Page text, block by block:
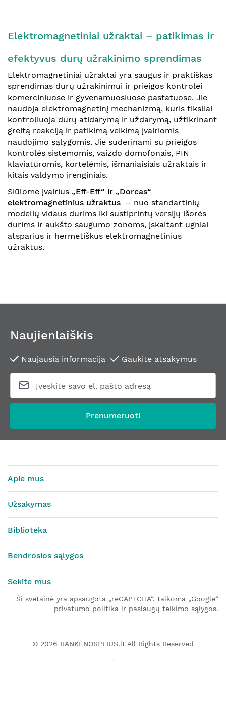
Elektromagnetiniai užraktai – patikimas ir
efektyvus durų užrakinimo sprendimas
Elektromagnetiniai užraktai yra saugus ir praktiškas
sprendimas durų užrakinimui ir prieigos kontrolei
komerciniuose ir gyvenamuosiuose pastatuose. Jie
naudoja elektromagnetinį mechanizmą, kuris tiksliai
kontroliuoja durų atidarymą ir uždarymą, užtikrinant
greitą reakciją ir patikimą veikimą įvairiomis
naudojimo sąlygomis. Jie suderinami su prieigos
kontrolės sistemomis, vaizdo domofonais, PIN
klaviatūromis, kortelėmis, išmaniaisiais užraktais ir
kitais valdymo įrenginiais.
Siūlome įvairius „Eff-Eff“ ir „Dorcas“
elektromagnetinius užraktus – nuo standartinių
modelių vidaus durims iki sustiprintų versijų išorės
durims ir aukšto saugumo zonoms, įskaitant ugniai
atsparius ir hermetiškus elektromagnetinius
užraktus.
Naujienlaiškis
Naujausia informacija Gaukite atsakymus
Prenumeruoti
Apie mus
Užsakymas
Biblioteka
Bendrosios sąlygos
Sekite mus
Ši svetainė yra apsaugota „reCAPTCHA“, taikoma „Google“
privatumo politika ir paslaugų teikimo sąlygos.
© 2026 RANKENOSPLIUS.lt All Rights Reserved